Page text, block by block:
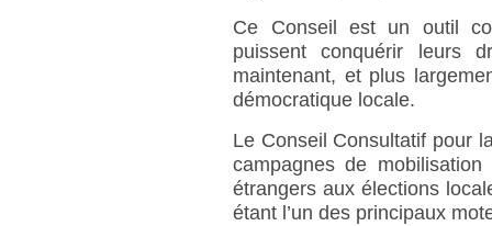
Ce Conseil est un outil
puissent conquérir leurs
maintenant, et plus
démocratique locale.
Le Conseil Consultatif pour
campagnes de
étrangers aux élections
étant l’un des principaux